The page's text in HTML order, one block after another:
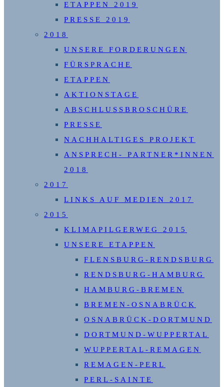
ETAPPEN 2019
PRESSE 2019
2018
UNSERE FORDERUNGEN
FÜRSPRACHE
ETAPPEN
AKTIONSTAGE
ABSCHLUSSBROSCHÜRE
PRESSE
NACHHALTIGES PROJEKT
ANSPRECH- PARTNER*INNEN
2018
2017
LINKS AUF MEDIEN 2017
2015
KLIMAPILGERWEG 2015
UNSERE ETAPPEN
FLENSBURG-RENDSBURG
RENDSBURG-HAMBURG
HAMBURG-BREMEN
BREMEN-OSNABRÜCK
OSNABRÜCK-DORTMUND
DORTMUND-WUPPERTAL
WUPPERTAL-REMAGEN
REMAGEN-PERL
PERL-SAINTE